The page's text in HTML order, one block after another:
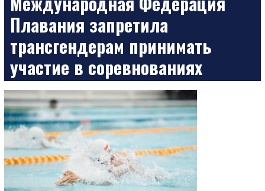
Плавания запретила
трансгендерам принимать
участие в соревнованиях